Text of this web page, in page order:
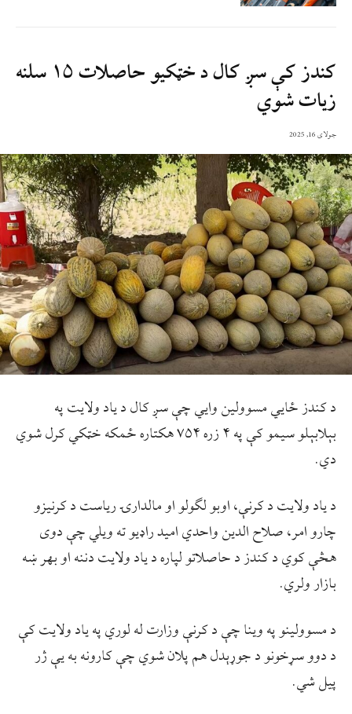
کندز کې سږ کال د خټکیو حاصلات ۱۵ سلنه
زیات شوي
جولای 16, 2025
د کندز ځایي مسوولین وایي چې سږ کال د یاد ولایت په
بېلابېلو سیمو کې په ۴ زره ۷۵۴ هکتاره ځمکه خټکي کرل شوي
دي.
د یاد ولایت د کرنې، اوبو لګولو او مالدارۍ ریاست د کرنیزو
چارو امر، صلاح الدین واحدي امید راډیو ته ویلي چې دوی
هڅې کوي د کندز د حاصلاتو لپاره د یاد ولایت دننه او بهر ښه
بازار ولري.
د مسوولینو په وینا چې د کرنې وزارت له لوري په یاد ولایت کې
د دوو سړخونو د جوړېدل هم پلان شوي چې کارونه به یې ژر
پیل شي.